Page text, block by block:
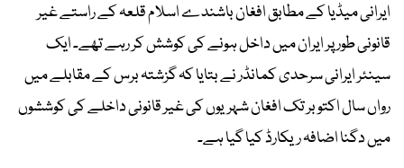
ایرانی میڈیا کے مطابق افغان باشندے اسلام قلعہ کے راستے غیر
قانونی طور پر ایران میں داخل ہونے کی کوشش کر رہے تھے۔ ایک
سینئر ایرانی سرحدی کمانڈر نے بتایا کہ گزشتہ برس کے مقابلے میں
رواں سال اکتوبر تک افغان شہریوں کی غیر قانونی داخلے کی کوششوں
میں دگنا اضافہ ریکارڈ کیا گیا ہے۔